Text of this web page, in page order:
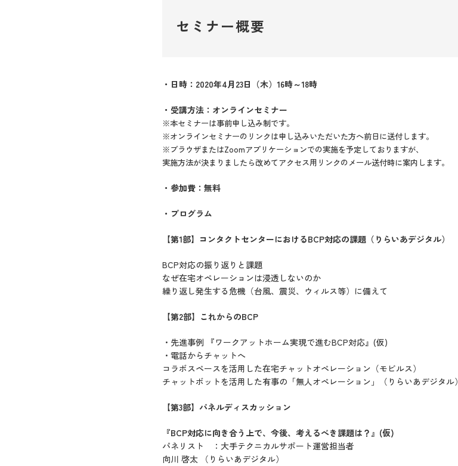
セミナー概要
・日時：2020年4月23日（木）16時～18時
・受講方法：オンラインセミナー
※本セミナーは事前申し込み制です。
※オンラインセミナーのリンクは申し込みいただいた方へ前日に送付します。
※ブラウザまたはZoomアプリケーションでの実施を予定しておりますが、
実施方法が決まりましたら改めてアクセス用リンクのメール送付時に案内します。
・参加費：無料
・プログラム
【第1部】 コンタクトセンターにおけるBCP対応の課題（りらいあデジタル）
BCP対応の振り返りと課題
なぜ在宅オペレーションは浸透しないのか
繰り返し発生する危機（台風、震災、ウィルス等）に備えて
【第2部】これからのBCP
・先進事例 『ワークアットホーム実現で進むBCP対応』(仮)
・電話からチャットへ
コラボスペースを活用した在宅チャットオペレーション（モビルス）
チャットボットを活用した有事の「無人オペレーション」（りらいあデジタル）
【第3部】パネルディスカッション
『BCP対応に向き合う上で、今後、考えるべき課題は？』(仮)
パネリスト ：大手テクニカルサポート運営担当者
向川 啓太 （りらいあデジタル）